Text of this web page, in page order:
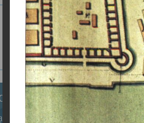
за веру в
Главная